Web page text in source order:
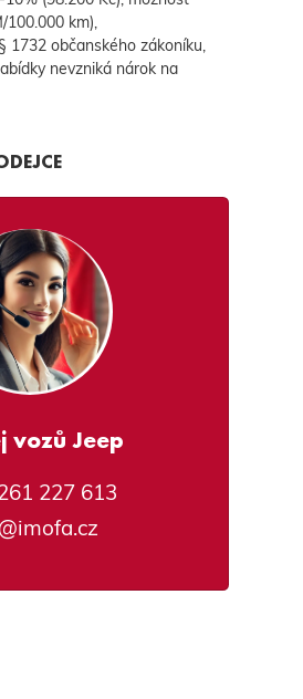
100.000 km),
1732 občanského zákoníku,
nevzniká nárok na
vozů Jeep
227 613